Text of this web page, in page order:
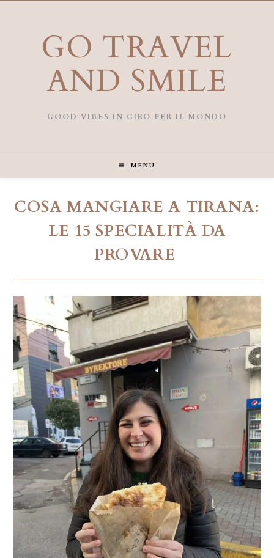
GO TRAVEL
AND SMILE
GOOD VIBES IN GIRO PER IL MONDO
MENU
COSA MANGIARE A TIRANA:
LE 15 SPECIALITÀ DA
PROVARE